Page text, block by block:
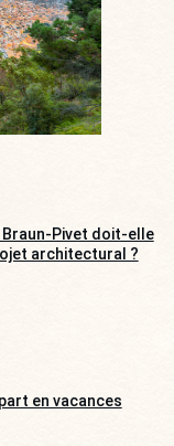
Braun-Pivet doit-elle
architectural ?
en vacances